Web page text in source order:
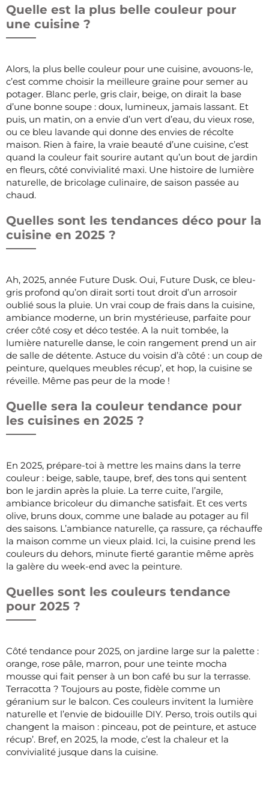
Quelle est la plus belle couleur pour
une cuisine ?
Alors, la plus belle couleur pour une cuisine, avouons-le,
c’est comme choisir la meilleure graine pour semer au
potager. Blanc perle, gris clair, beige, on dirait la base
d’une bonne soupe : doux, lumineux, jamais lassant. Et
puis, un matin, on a envie d’un vert d’eau, du vieux rose,
ou ce bleu lavande qui donne des envies de récolte
maison. Rien à faire, la vraie beauté d’une cuisine, c’est
quand la couleur fait sourire autant qu’un bout de jardin
en fleurs, côté convivialité maxi. Une histoire de lumière
naturelle, de bricolage culinaire, de saison passée au
chaud.
Quelles sont les tendances déco pour la
cuisine en 2025 ?
Ah, 2025, année Future Dusk. Oui, Future Dusk, ce bleu-
gris profond qu’on dirait sorti tout droit d’un arrosoir
oublié sous la pluie. Un vrai coup de frais dans la cuisine,
ambiance moderne, un brin mystérieuse, parfaite pour
créer côté cosy et déco testée. A la nuit tombée, la
lumière naturelle danse, le coin rangement prend un air
de salle de détente. Astuce du voisin d’à côté : un coup de
peinture, quelques meubles récup’, et hop, la cuisine se
réveille. Même pas peur de la mode !
Quelle sera la couleur tendance pour
les cuisines en 2025 ?
En 2025, prépare-toi à mettre les mains dans la terre
couleur : beige, sable, taupe, bref, des tons qui sentent
bon le jardin après la pluie. La terre cuite, l’argile,
ambiance bricoleur du dimanche satisfait. Et ces verts
olive, bruns doux, comme une balade au potager au fil
des saisons. L’ambiance naturelle, ça rassure, ça réchauffe
la maison comme un vieux plaid. Ici, la cuisine prend les
couleurs du dehors, minute fierté garantie même après
la galère du week-end avec la peinture.
Quelles sont les couleurs tendance
pour 2025 ?
Côté tendance pour 2025, on jardine large sur la palette :
orange, rose pâle, marron, pour une teinte mocha
mousse qui fait penser à un bon café bu sur la terrasse.
Terracotta ? Toujours au poste, fidèle comme un
géranium sur le balcon. Ces couleurs invitent la lumière
naturelle et l’envie de bidouille DIY. Perso, trois outils qui
changent la maison : pinceau, pot de peinture, et astuce
récup’. Bref, en 2025, la mode, c’est la chaleur et la
convivialité jusque dans la cuisine.